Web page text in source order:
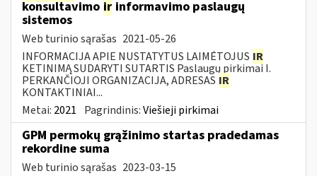
konsultavimo ir informavimo paslaugų
sistemos
Web turinio sąrašas 2021-05-26
INFORMACIJA APIE NUSTATYTUS LAIMĖTOJUS IR
KETINIMĄ SUDARYTI SUTARTIS Paslaugų pirkimai I.
PERKANČIOJI ORGANIZACIJA, ADRESAS IR
KONTAKTINIAI...
Metai: 2021 Pagrindinis:Viešieji pirkimai
GPM permokų grąžinimo startas pradedamas
rekordine suma
Web turinio sąrašas 2023-03-15